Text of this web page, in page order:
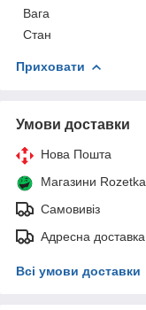
Вага
Стан
Приховати
Умови доставки
Нова Пошта
Магазини Rozetka
Самовивіз
Адресна доставка
Всі умови доставки